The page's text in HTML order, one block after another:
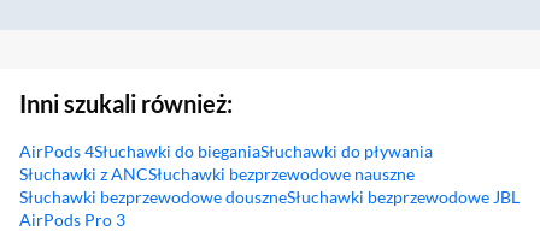
Inni szukali również:
AirPods 4Słuchawki do bieganiaSłuchawki do pływania
Słuchawki z ANCSłuchawki bezprzewodowe nauszne
Słuchawki bezprzewodowe douszneSłuchawki bezprzewodowe JBL
AirPods Pro 3